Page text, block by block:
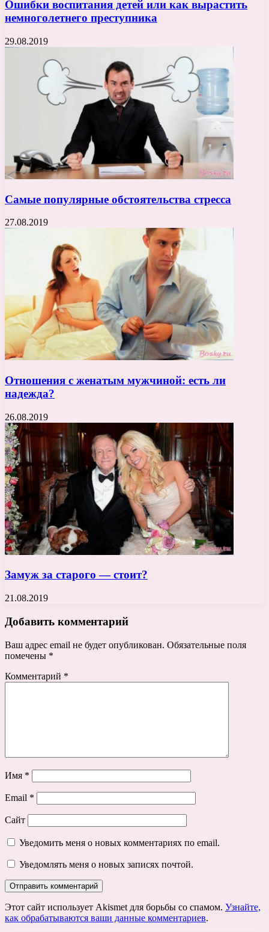
Ошибки воспитания детей или как вырастить
немноголетнего преступника
29.08.2019
Самые популярные обстоятельства стресса
27.08.2019
Отношения с женатым мужчиной: есть ли
надежда?
26.08.2019
Замуж за старого — стоит?
21.08.2019
Добавить комментарий
Ваш адрес email не будет опубликован. Обязательные поля
помечены *
Комментарий *
Имя *
Email *
Сайт
Уведомить меня о новых комментариях по email.
Уведомлять меня о новых записях почтой.
Этот сайт использует Akismet для борьбы со спамом. Узнайте,
как обрабатываются ваши данные комментариев.